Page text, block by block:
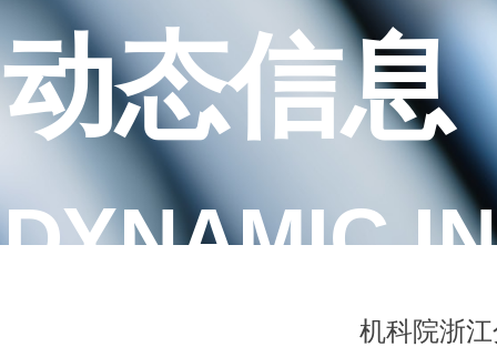
机科院浙
动态信息
DYNAMIC